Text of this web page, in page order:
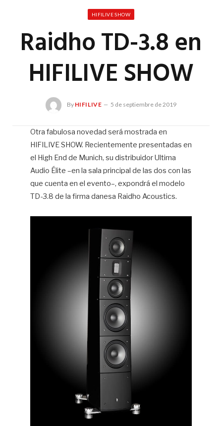
HIFILIVE SHOW
Raidho TD-3.8 en
HIFILIVE SHOW
By HIFILIVE 5 de septiembre de 2019
Otra fabulosa novedad será mostrada en
HIFILIVE SHOW. Recientemente presentadas en
el High End de Munich, su distribuidor Ultima
Audio Élite –en la sala principal de las dos con las
que cuenta en el evento–, expondrá el modelo
TD-3.8 de la firma danesa Raidho Acoustics.